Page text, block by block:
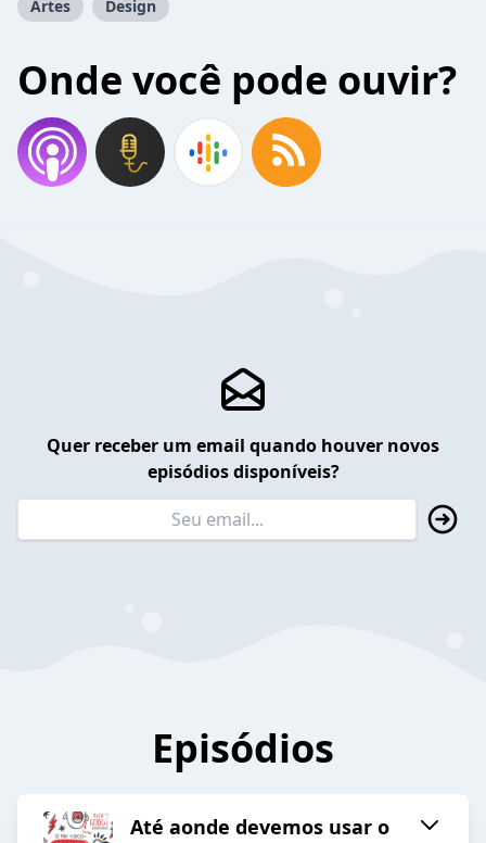
Artes Design
Onde você pode ouvir?
Quer receber um email quando houver novos
episódios disponíveis?
Episódios
Até aonde devemos usar o